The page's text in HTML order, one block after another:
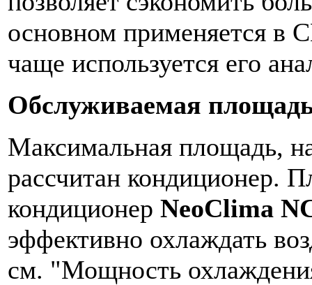
основном применяется в
чаще используется его
Обслуживаемая
Максимальная площадь,
рассчитан кондиционер.
кондиционер NeoClima
эффективно охлаждать
см. "Мощность